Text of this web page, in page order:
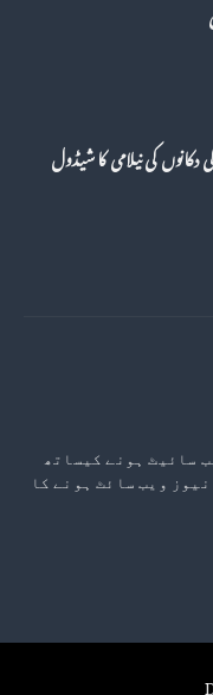
کی نیلامی کا شیڈول
سائیٹ ہونے کیساتھ
ویب سائٹ ہونے کا